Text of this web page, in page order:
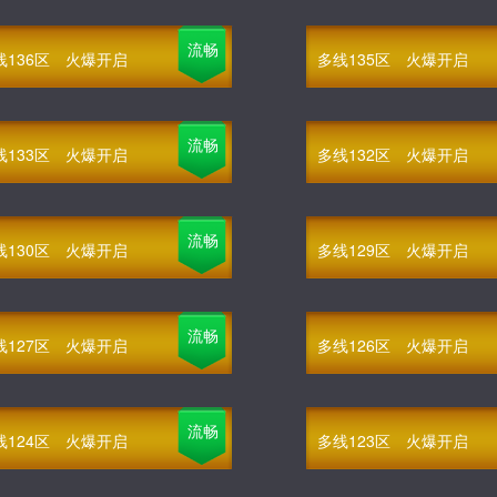
136区 火爆开启 流畅 多线135区 火爆开启
133区 火爆开启 流畅 多线132区 火爆开启
130区 火爆开启 流畅 多线129区 火爆开启
127区 火爆开启 流畅 多线126区 火爆开启
124区 火爆开启 流畅 多线123区 火爆开启